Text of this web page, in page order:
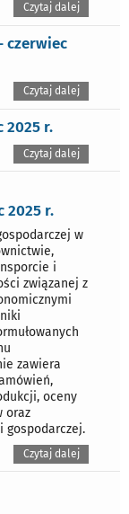
Czytaj dalej
czerwiec
Czytaj dalej
2025 r.
Czytaj dalej
2025 r.
w
i
związanej z
zawiera
oceny
oraz
gospodarczej.
Czytaj dalej